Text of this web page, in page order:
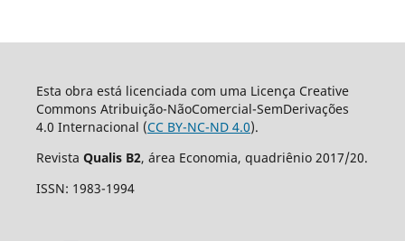
Esta obra está licenciada com uma Licença Creative
Commons Atribuição-NãoComercial-SemDerivações
4.0 Internacional (CC BY-NC-ND 4.0).
Revista Qualis B2, área Economia, quadriênio 2017/20.
ISSN: 1983-1994